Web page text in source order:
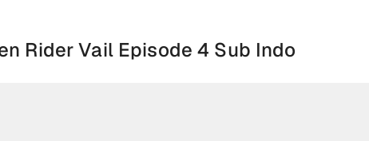
Rider Vail Episode 4 Sub Indo